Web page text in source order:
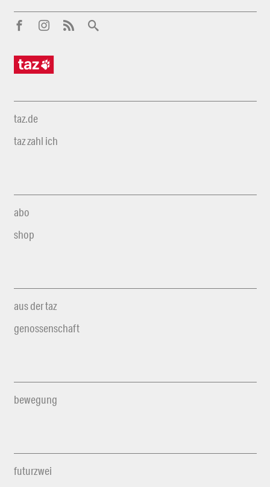
taz.de
taz zahl ich
abo
shop
aus der taz
genossenschaft
bewegung
futurzwei